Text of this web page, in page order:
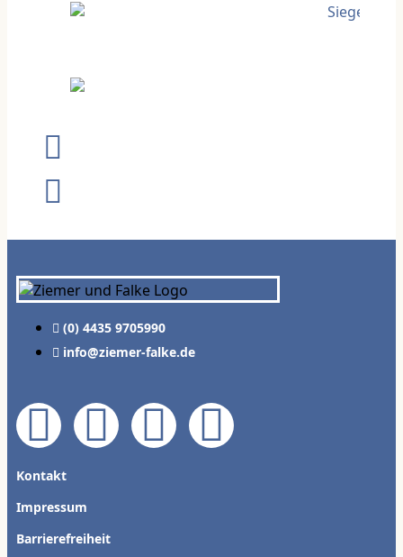
(0) 4435 9705990
info@ziemer-falke.de
Kontakt
Impressum
Barrierefreiheit